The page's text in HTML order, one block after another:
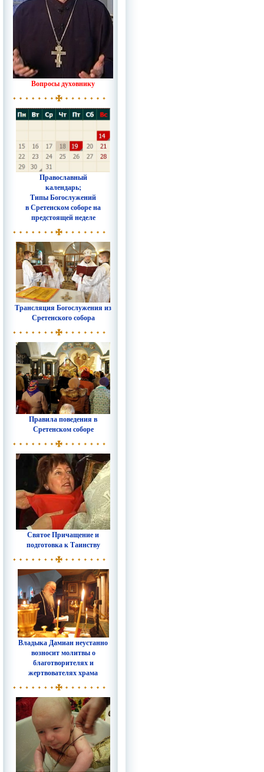
Вопросы духовнику
Православный
календарь;
Типы Богослужений
в Сретенском соборе на
предстоящей неделе
Трансляция Богослужения из
Сретенского собора
Правила поведения в
Сретенском соборе
Святое Причащение и
подготовка к Таинству
Владыка Дамиан неустанно
возносит молитвы о
благотворителях и
жертвователях храма